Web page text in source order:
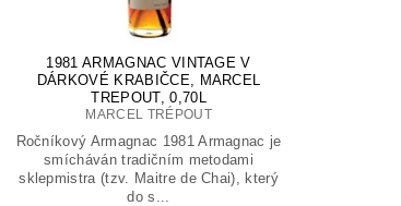
1981 ARMAGNAC VINTAGE V
DÁRKOVÉ KRABIČCE, MARCEL
TREPOUT, 0,70L
MARCEL TRÉPOUT
Ročníkový Armagnac 1981 Armagnac je
smícháván tradičním metodami
sklepmistra (tzv. Maitre de Chai), který
do s...